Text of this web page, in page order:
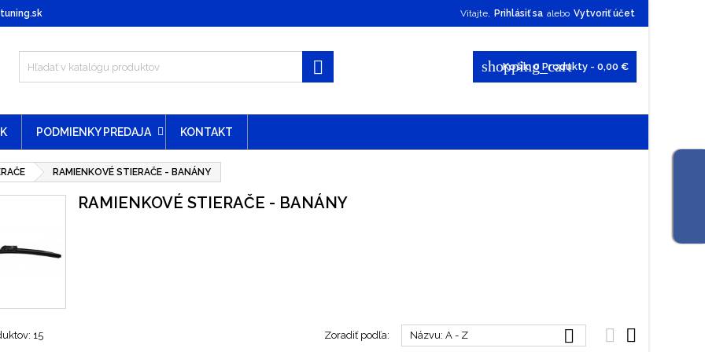
Vitajte, Prihlásiť sa alebo Vytvoriť účet
shopping_cart
Košík: 0 Produkty - 0,00 €

PODMIENKY PREDAJA KONTAKT
RAMIENKOVÉ STIERAČE - BANÁNY
RAMIENKOVÉ STIERAČE - BANÁNY
15 Zoradiť podľa: Názvu: A - Z   